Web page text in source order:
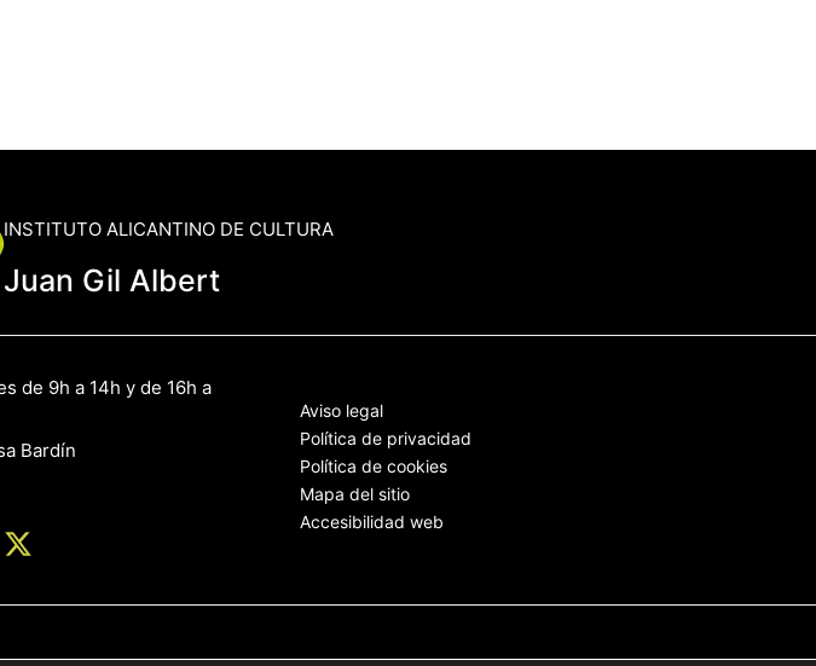
INSTITUTO ALICANTINO DE CULTURA
Juan Gil Albert
de 9h a 14h y de 16h a
Bardín
Aviso legal
Política de privacidad
Política de cookies
Mapa del sitio
Accesibilidad web